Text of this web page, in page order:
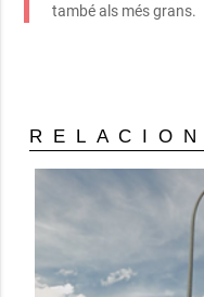
també als més grans.